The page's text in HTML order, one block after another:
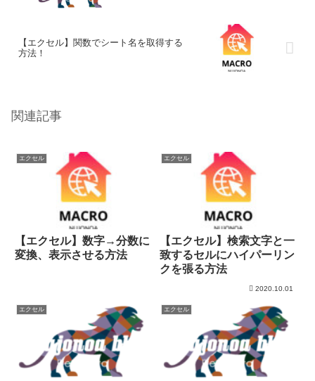
【エクセル】関数でシート名を取得する
方法！
関連記事
エクセル
【エクセル】数字→分数に
変換、表示させる方法
エクセル
【エクセル】検索文字と一
致するセルにハイパーリン
クを張る方法
2020.10.01
エクセル エクセル